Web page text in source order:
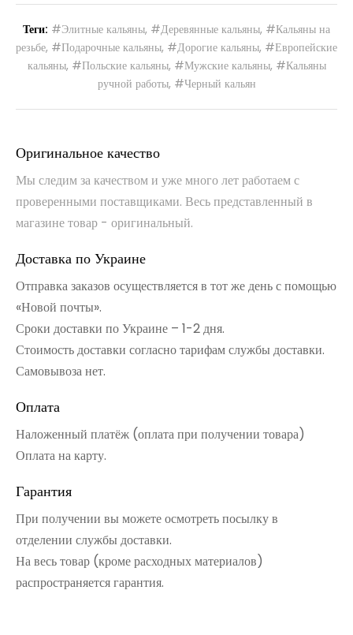
Теги: #Элитные кальяны, #Деревянные кальяны, #Кальяны на
резьбе, #Подарочные кальяны, #Дорогие кальяны, #Европейские
кальяны, #Польские кальяны, #Мужские кальяны, #Кальяны
ручной работы, #Черный кальян
Оригинальное качество
Мы следим за качеством и уже много лет работаем с
проверенными поставщиками. Весь представленный в
магазине товар - оригинальный.
Доставка по Украине
Отправка заказов осуществляется в тот же день с помощью
«Новой почты».
Сроки доставки по Украине – 1-2 дня.
Стоимость доставки согласно тарифам службы доставки.
Самовывоза нет.
Оплата
Наложенный платёж (оплата при получении товара)
Оплата на карту.
Гарантия
При получении вы можете осмотреть посылку в
отделении службы доставки.
На весь товар (кроме расходных материалов)
распространяется гарантия.